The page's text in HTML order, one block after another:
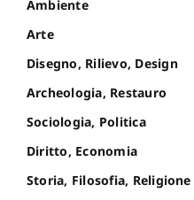
Ambiente
Arte
Disegno, Rilievo, Design
Archeologia, Restauro
Sociologia, Politica
Diritto, Economia
Storia, Filosofia, Religione